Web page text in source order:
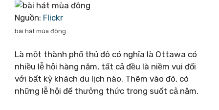
Nguồn: Flickr
bài hát mùa đông
Là một thành phố thủ đô có nghĩa là Ottawa có
nhiều lễ hội hàng năm, tất cả đều là niềm vui đối
với bất kỳ khách du lịch nào. Thêm vào đó, có
những lễ hội để thưởng thức trong suốt cả năm.